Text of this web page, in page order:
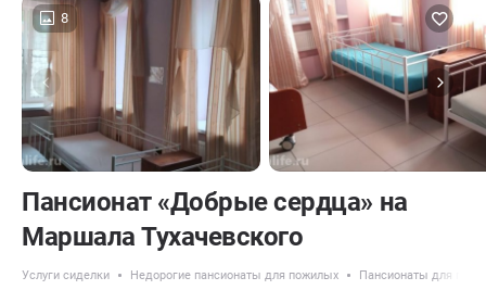
8
Пансионат «Добрые сердца» на
Маршала Тухачевского
Услуги сиделки Недорогие пансионаты для пожилых Пансионаты для